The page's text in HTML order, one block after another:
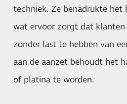
techniek. Ze benadrukte het
wat ervoor zorgt dat klanten
zonder last te hebben van
aan de aanzet behoudt het
of platina te worden.